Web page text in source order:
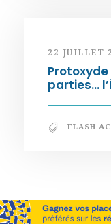
22 JUILLET
parties…
FLASH